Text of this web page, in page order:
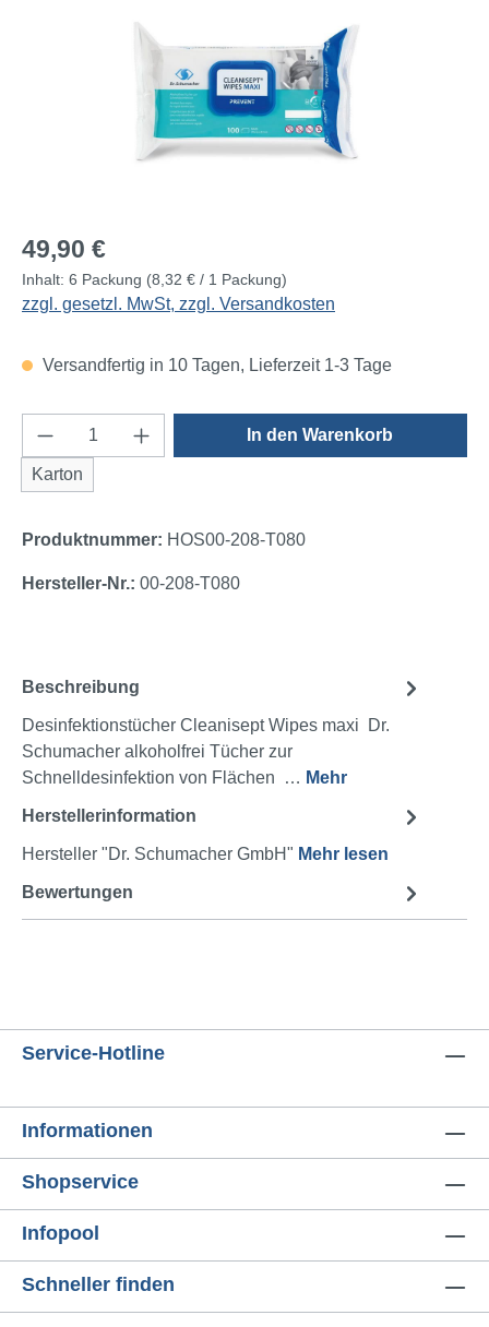
Regulärer Preis:
49,90 €
Inhalt: 6 Packung (8,32 € / 1 Packung)
zzgl. gesetzl. MwSt, zzgl. Versandkosten
Versandfertig in 10 Tagen, Lieferzeit 1-3 Tage
Produkt Anzahl: Gib den gewünschten
Karton
In den Warenkorb
Produktnummer: HOS00-208-T080
Hersteller-Nr.: 00-208-T080
Beschreibung
Desinfektionstücher Cleanisept Wipes maxi Dr.
Schumacher alkoholfrei Tücher zur
Schnelldesinfektion von Flächen … Mehr
Herstellerinformation
Hersteller "Dr. Schumacher GmbH" Mehr lesen
Bewertungen
Service-Hotline
Informationen
Shopservice
Infopool
Schneller finden